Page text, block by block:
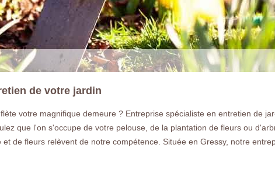
de votre jardin
votre magnifique demeure ? Entreprise spécialiste en entretien de
que l'on s'occupe de votre pelouse, de la plantation de fleurs ou
de fleurs relèvent de notre compétence. Située en Gressy, notre